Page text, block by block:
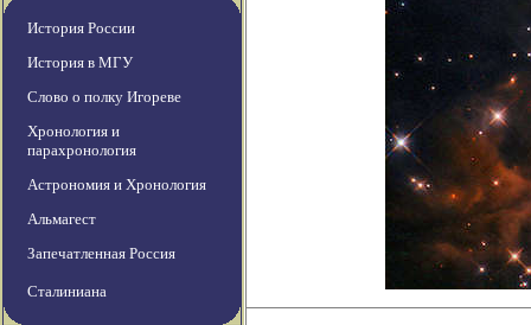
История России
История в МГУ
Слово о полку Игореве
Хронология и
парахронология
Астрономия и Хронология
Альмагест
Запечатленная Россия
Сталиниана